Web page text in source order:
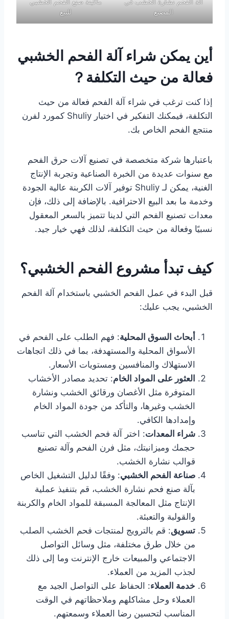
المصنع
للبيع
أين يمكن شراء آلة الفحم الخشبي
فعالة من حيث التكلفة？
إذا كنت ترغب في شراء آلة الفحم فعالة من حيث
التكلفة، فيمكنك التفكير في اختيار Shuliy كمورد لفرن
منتجع الفحم الخاص بك.
باعتبارها شركة متخصصة في تصنيع آلات حرق الفحم
مع سنوات عديدة من الخبرة الصناعية وتجربة الإنتاج
الغنية، يمكن لـ Shuliy توفير آلات الكربنة عالية الجودة
وخدمة ما بعد البيع الاحترافية. بالإضافة إلى ذلك، فإن
معدات تصنيع الفحم التي لدينا تتميز بالسعر المعقول
نسبيًا وفعالة من حيث التكلفة، لذلك فهي خيار جيد.
كيف تبدأ مشروع الفحم الخشبي؟
قبل البدء في عمل الفحم الخشبي باستخدام آلة الفحم
الخشبي، يجب عليك:
أبحاث السوق المحلية: فهم الطلب على الفحم في
الأسواق المحلية والمستهدفة، بما في ذلك اتجاهات
الاستهلاك والمنافسين ومستويات الأسعار.
العثور على المواد الخام: تحديد مصادر الأخشاب
المتوفرة مثل الأغصان ورقائق الخشب ونشارة
الخشب وغيرها، والتأكد من جودة المواد الخام
وإمدادها الكافي.
شراء المعدات: اختر آلة فحم الخشب التي تناسب
حجمك وميزانيتك، مثل فرن الفحم وآلة تصنيع
قوالب نشارة الخشب.
صناعة الفحم الخشبي: وفقًا لدليل التشغيل الخاص
بآلة صنع فحم نشارة الخشب، قم بتنفيذ عملية
الإنتاج مثل المعالجة المسبقة للمواد الخام والكربنة
والقولبة والتعبئة.
تسويق: قم بالترويج لمنتجات فحم الخشب الصلب
من خلال طرق مختلفة، مثل وسائل التواصل
الاجتماعي والمبيعات خارج الإنترنت وما إلى ذلك
لجذب المزيد من العملاء.
خدمة العملاء: الحفاظ على التواصل الجيد مع
العملاء وحل مشاكلهم وملاحظاتهم في الوقت
المناسب لتحسين رضا العملاء وسمعتهم.